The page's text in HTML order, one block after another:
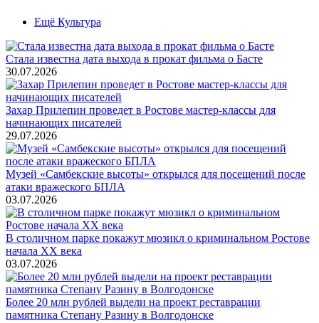
Ещё Культура
Стала известна дата выхода в прокат фильма о Басте
30.07.2026
Захар Прилепин проведет в Ростове мастер-классы для
начинающих писателей
29.07.2026
Музей «Самбекские высоты» открылся для посещений после
атаки вражеского БПЛА
03.07.2026
В столичном парке покажут мюзикл о криминальном Ростове
начала ХХ века
03.07.2026
Более 20 млн рублей выдели на проект реставрации
памятника Степану Разину в Волгодонске